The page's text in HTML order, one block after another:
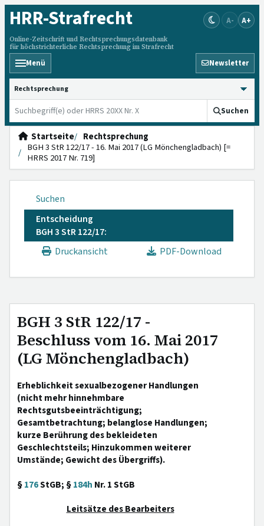
HRR-Strafrecht
Online-Zeitschrift und Rechtsprechungsdatenbank
für höchstrichterliche Rechtsprechung im Strafrecht
A- A+
Menü Newsletter
HRRS durchsuchen
Suchen
Startseite
Rechtsprechung
BGH 3 StR 122/17 - 16. Mai 2017 (LG Mönchengladbach) [=
HRRS 2017 Nr. 719]
Suchen
Entscheidung
BGH 3 StR 122/17:
Druckansicht
PDF-Download
BGH 3 StR 122/17 -
Beschluss vom 16. Mai 2017
(LG Mönchengladbach)
Erheblichkeit sexualbezogener Handlungen
(nicht mehr hinnehmbare
Rechtsgutsbeeinträchtigung;
Gesamtbetrachtung; belanglose Handlungen;
kurze Berührung des bekleideten
Geschlechtsteils; Hinzukommen weiterer
Umstände; Gewicht des Übergriffs).
§176StGB; §184h Nr. 1 StGB
Leitsätze des Bearbeiters